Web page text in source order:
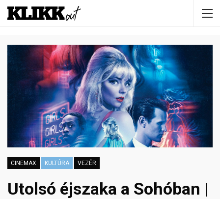
CINEMAX KULTÚRA VEZÉR
Utolsó éjszaka a Sohóban |